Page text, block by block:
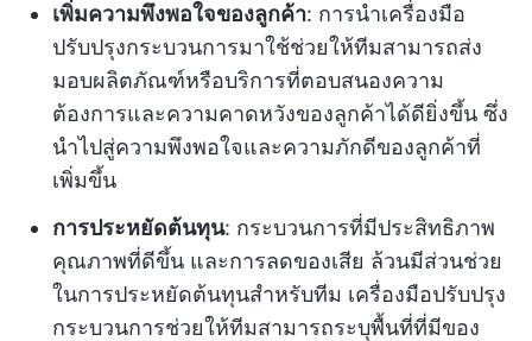
เพิ่มความพึงพอใจของลูกค้า: การนำเครื่องมือ
ปรับปรุงกระบวนการมาใช้ช่วยให้ทีมสามารถส่ง
มอบผลิตภัณฑ์หรือบริการที่ตอบสนองความ
ต้องการและความคาดหวังของลูกค้าได้ดียิ่งขึ้น ซึ่ง
นำไปสู่ความพึงพอใจและความภักดีของลูกค้าที่
เพิ่มขึ้น
การประหยัดต้นทุน: กระบวนการที่มีประสิทธิภาพ
คุณภาพที่ดีขึ้น และการลดของเสีย ล้วนมีส่วนช่วย
ในการประหยัดต้นทุนสำหรับทีม เครื่องมือปรับปรุง
กระบวนการช่วยให้ทีมสามารถระบุพื้นที่ที่มีของ